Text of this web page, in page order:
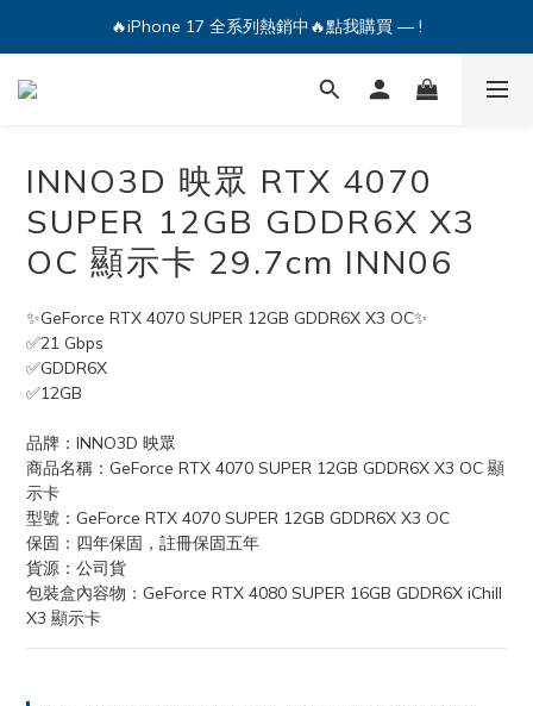
🔥iPhone 17 全系列熱銷中🔥點我購買 — !
💕加入Q哥 Line 新好友領優惠券！🎫
🔥iPhone 17 全系列熱銷中🔥點我購買 — !
INNO3D 映眾 RTX 4070
SUPER 12GB GDDR6X X3
OC 顯示卡 29.7cm INN06
✨GeForce RTX 4070 SUPER 12GB GDDR6X X3 OC✨
✅21 Gbps
✅GDDR6X
✅12GB
品牌：INNO3D 映眾
商品名稱：GeForce RTX 4070 SUPER 12GB GDDR6X X3 OC 顯
示卡
型號：GeForce RTX 4070 SUPER 12GB GDDR6X X3 OC
保固：四年保固，註冊保固五年
貨源：公司貨
包裝盒內容物：GeForce RTX 4080 SUPER 16GB GDDR6X iChill
X3 顯示卡